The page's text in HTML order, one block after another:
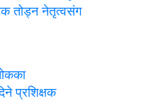
तोड्न नेतृत्वसंग
प्रशिक्षक